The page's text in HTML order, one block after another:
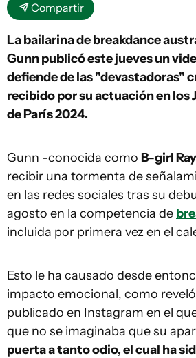
Compartir
La bailarina de breakdance
Gunn publicó este jueves un
defiende de las "devastadoras"
recibido por su actuación en los
de París 2024.
Gunn -conocida como B-girl
recibir una tormenta de
en las redes sociales tras su
agosto en la competencia de
incluida por primera vez en el
Esto le ha causado desde
impacto emocional, como
publicado en Instagram en el
que no se imaginaba que su
puerta a tanto odio, el cual ha